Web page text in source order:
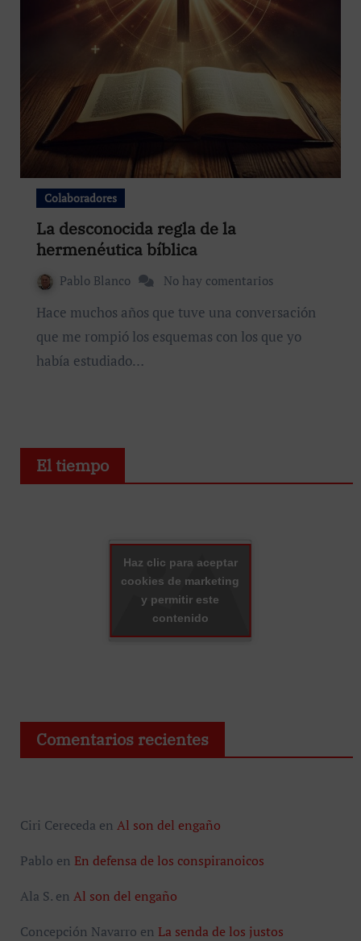
Colaboradores
La desconocida regla de la
hermenéutica bíblica
Pablo Blanco No hay comentarios
Hace muchos años que tuve una conversación
que me rompió los esquemas con los que yo
había estudiado…
El tiempo
Haz clic para aceptar
cookies de marketing
y permitir este
contenido
Comentarios recientes
Ciri Cereceda en Al son del engaño
Pablo en En defensa de los conspiranoicos
Ala S.en Al son del engaño
Concepción Navarro en La senda de los justos